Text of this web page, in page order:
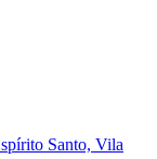
Santo, Vila